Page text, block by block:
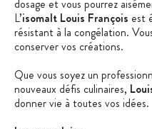
dosage et vous pourrez
L’isomalt Louis François est
résistant à la congélation.
conserver vos créations.
Que vous soyez un
nouveaux défis culinaires,
donner vie à toutes vos idées.